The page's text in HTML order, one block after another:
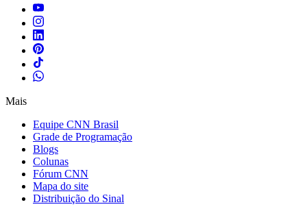
Mais
Equipe CNN Brasil
Grade de Programação
Blogs
Colunas
Fórum CNN
Mapa do site
Distribuição do Sinal